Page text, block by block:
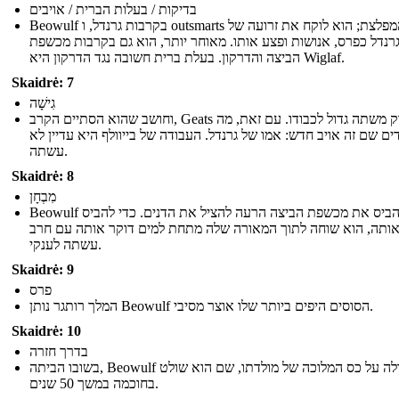
בדיקות / בעלות הברית / אויבים
Beowulf בקרבות גרנדל, ו outsmarts המפלצת; הוא לוקח את זרועה של
גרנדל כפרס, אנושות ופצע אותו. מאוחר יותר, הוא גם בקרבות מכשפת
הביצה והדרקון. בעלת ברית חשובה נגד הדרקון היא Wiglaf.
Skaidrė: 7
גִישָׁה
וחושב שהוא הסתיים הקרב, Geats לזרוק משתה גדול לכבודו. עם זאת, מה
שם זה אויב חדש: אמו של גרנדל. העבודה של בייוולף היא עדיין לא
עשתה.
Skaidrė: 8
מִבְחָן
Beowulf חייב להביס את מכשפת הביצה הרעה להציל את הדנים. כדי להביס
אותה, הוא שוחה לתוך המאורה שלה מתחת למים דוקר אותה עם חרב
עשתה לענקי.
Skaidrė: 9
פרס
המלך רותגר נותן Beowulf הסוסים היפים ביותר שלו אוצר מסיבי.
Skaidrė: 10
בדרך חזרה
בשובו הביתה, Beowulf עולה על כס המלוכה של מולדתו, שם הוא שולט
בחוכמה במשך 50 שנים.